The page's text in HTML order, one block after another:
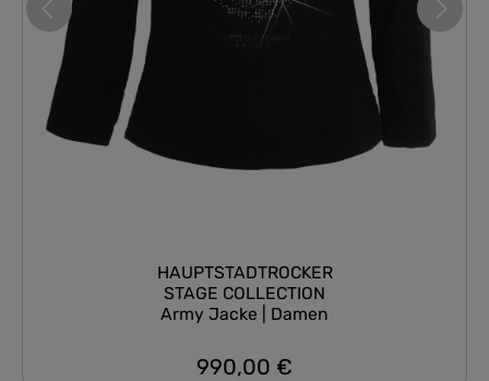
HAUPTSTADTROCKER
STAGE COLLECTION
Army Jacke | Damen
Regulärer Preis:
990,00 €